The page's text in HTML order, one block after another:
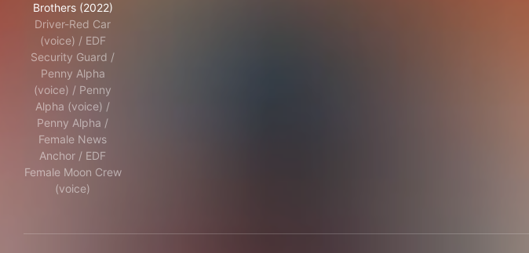
Brothers (2022)
Driver-Red Car
(voice) / EDF
Security Guard /
Penny Alpha
(voice) / Penny
Alpha (voice) /
Penny Alpha /
Female News
Anchor / EDF
Female Moon Crew
(voice)